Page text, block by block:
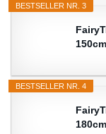
BESTSELLER NR. 3
BESTSELLER NR. 4